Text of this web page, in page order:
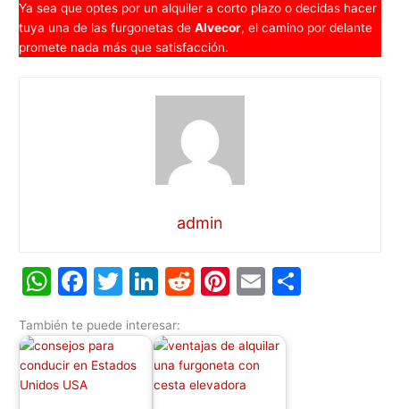
Ya sea que optes por un alquiler a corto plazo o decidas hacer
tuya una de las furgonetas deAlvecor, el camino por delante
promete nada más que satisfacción.
admin
W
at
s
A
F
c
e
b
T
itt
er
Li
k
e
dI
R
d
di
t
Pi
er
e
st
E
ai
También te puede interesar: